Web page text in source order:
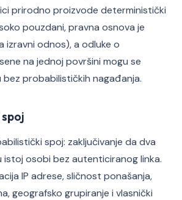
prirodno proizvode deterministički
pouzdani, pravna osnova je
izravni odnos), a odluke o
na jednoj površini mogu se
probabilističkih nagađanja.
spoj: zaključivanje da dva
istoj osobi bez autenticiranog linka.
IP adrese, sličnost ponašanja,
geografsko grupiranje i vlasnički